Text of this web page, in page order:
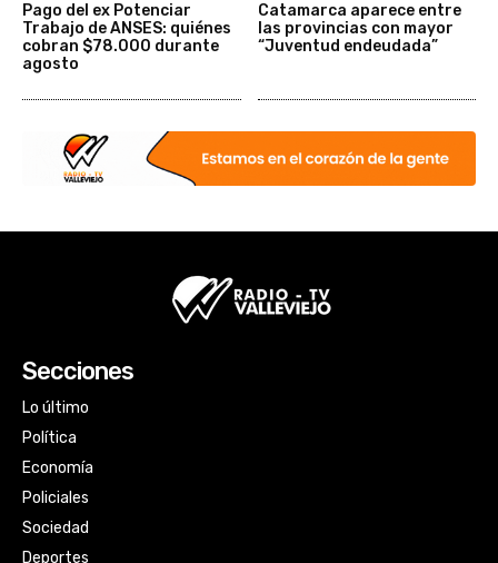
Pago del ex Potenciar
Trabajo de ANSES: quiénes
cobran $78.000 durante
agosto
Catamarca aparece entre
las provincias con mayor
“Juventud endeudada”
Secciones
Lo último
Política
Economía
Policiales
Sociedad
Deportes